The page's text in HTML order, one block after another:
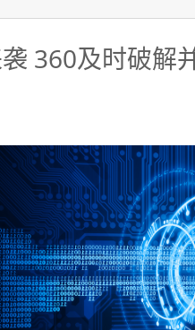
360及时破解